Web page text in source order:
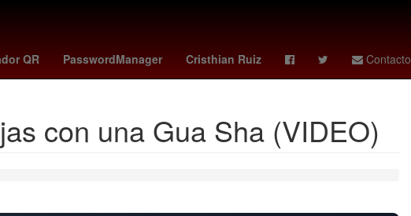
QR PasswordManager Cristhian Ruiz Contacto
dias de descanso obligatorio 2026 claudia schiffer Puebla
con una Gua Sha (VIDEO)